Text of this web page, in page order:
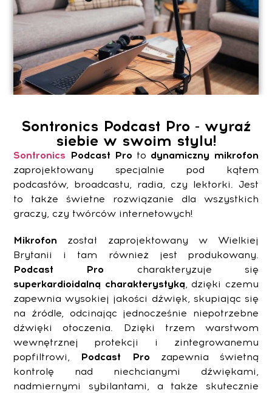
Sontronics Podcast Pro - wyraź
siebie w swoim stylu!
Sontronics Podcast Pro to dynamiczny mikrofon
zaprojektowany specjalnie pod kątem
podcastów, broadcastu, radia, czy lektorki. Jest
to także świetne rozwiązanie dla wszystkich
graczy, czy twórców internetowych!
Mikrofon został zaprojektowany w Wielkiej
Brytanii i tam również jest produkowany.
Podcast Pro charakteryzuje się
superkardioidalną charakterystyką, dzięki czemu
zapewnia wysokiej jakości dźwięk, skupiając się
na źródle, odcinając jednocześnie niepotrzebne
dźwięki otoczenia. Dzięki trzem warstwom
wewnętrznej protekcji i zintegrowanemu
popfiltrowi, Podcast Pro zapewnia świetną
kontrolę nad niechcianymi dźwiękami,
nadmiernymi sybilantami, a także skutecznie